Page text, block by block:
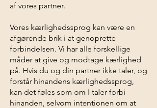
af vores partner.
Vores kærlighedssprog kan være en
afgørende brik i at genoprette
forbindelsen. Vi har alle forskellige
måder at give og modtage kærlighed
på. Hvis du og din partner ikke taler, og
forstår hinandens kærlighedssprog,
kan det føles som om I taler forbi
hinanden, selvom intentionen om at